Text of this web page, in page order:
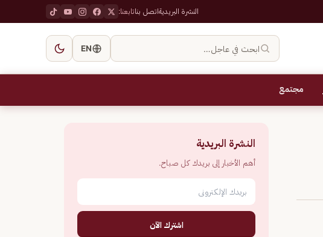
النشرة البريديةاتصل بناتابعنا:
ابحث في عاجل… EN
مجتمع
النشرة البريدية
أهم الأخبار إلى بريدك كل صباح.
اشترك الآن